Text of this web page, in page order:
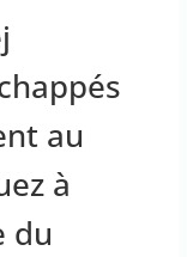
sur 12
dit qu’il
entraîné
RDC et en
chasse
au
à
du